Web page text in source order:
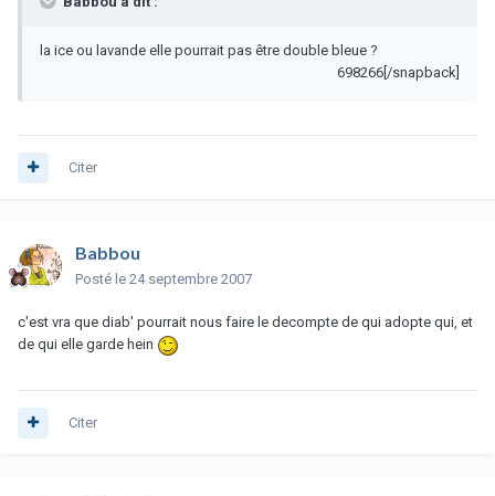
la ice ou lavande elle pourrait pas être double bleue ?
698266[/snapback]
Citer
Babbou
Posté le 24 septembre 2007
c'est vra que diab' pourrait nous faire le decompte de qui adopte qui, et
de qui elle garde hein
Citer